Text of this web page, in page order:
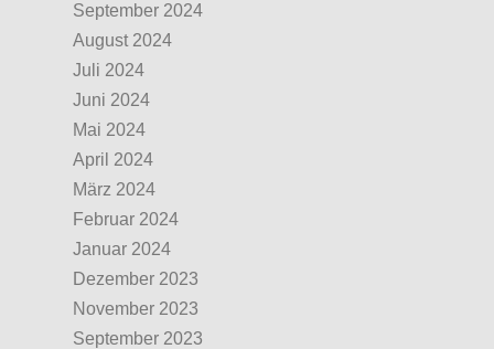
September 2024
August 2024
Juli 2024
Juni 2024
Mai 2024
April 2024
März 2024
Februar 2024
Januar 2024
Dezember 2023
November 2023
September 2023